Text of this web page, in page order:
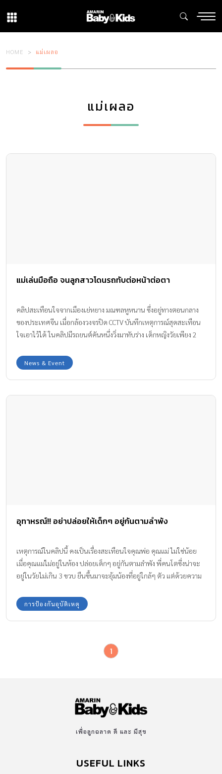
HOME แม่เผลอ
แม่เผลอ
แม่เล่นมือถือ จนลูกสาวโดนรถทับต่อหน้าต่อตา
คลิปสะเทือนใจจากเมืองเย่หยาง มณฑลหูหนาน ซึ่งอยู่ทางตอนกลาง
ของประเทศจีน เมื่อกล้องวงจรปิด CCTV บันทึกเหตุการณ์สุดสะเทือน
ใจเอาไว้ได้ ในคลิปมีรถยนต์คันหนึ่งวิ่งมาทับร่าง เด็กหญิงวัยเพียง 2
นำ News & Event
อุทาหรณ์!! อย่าปล่อยให้เด็กๆ อยู่กันตามลำพัง
เหตุการณ์ในคลิปนี้ คงเป็นเรื่องสะเทือนใจคุณพ่อ คุณแม่ ไม่ใช่น้อย
เมื่อคุณแม่ไม่อยู่ในห้อง ปล่อยเด็กๆ อยู่กันตามลำพัง พี่คนโตซึ่งน่าจะ
อยู่ในวัยไม่เกิน 3 ขวบ ยืนขึ้นมาจะอุ้มน้องที่อยู่ใกล้ๆ ตัว แต่ด้วยความ
การป้องกันอุบัติเหตุ
1
เพื่อลูกฉลาด ดี และ มีสุข
USEFUL LINKS